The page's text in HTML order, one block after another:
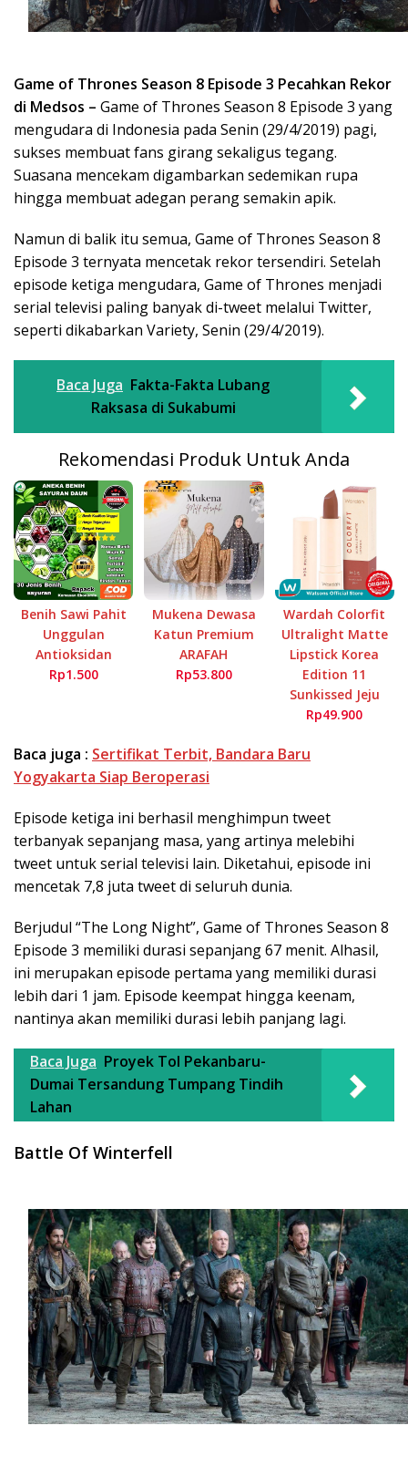
Game of Thrones Season 8 Episode 3 Pecahkan Rekor
di Medsos – Game of Thrones Season 8 Episode 3 yang
mengudara di Indonesia pada Senin (29/4/2019) pagi,
sukses membuat fans girang sekaligus tegang.
Suasana mencekam digambarkan sedemikan rupa
hingga membuat adegan perang semakin apik.
Namun di balik itu semua, Game of Thrones Season 8
Episode 3 ternyata mencetak rekor tersendiri. Setelah
episode ketiga mengudara, Game of Thrones menjadi
serial televisi paling banyak di-tweet melalui Twitter,
seperti dikabarkan Variety, Senin (29/4/2019).
Baca Juga Fakta-Fakta Lubang
Raksasa di Sukabumi
Rekomendasi Produk Untuk Anda
Benih Sawi Pahit
Unggulan
Antioksidan
Rp1.500
Mukena Dewasa
Katun Premium
ARAFAH
Rp53.800
Wardah Colorfit
Ultralight Matte
Lipstick Korea
Edition 11
Sunkissed Jeju
Rp49.900
Baca juga : Sertifikat Terbit, Bandara Baru
Yogyakarta Siap Beroperasi
Episode ketiga ini berhasil menghimpun tweet
terbanyak sepanjang masa, yang artinya melebihi
tweet untuk serial televisi lain. Diketahui, episode ini
mencetak 7,8 juta tweet di seluruh dunia.
Berjudul “The Long Night”, Game of Thrones Season 8
Episode 3 memiliki durasi sepanjang 67 menit. Alhasil,
ini merupakan episode pertama yang memiliki durasi
lebih dari 1 jam. Episode keempat hingga keenam,
nantinya akan memiliki durasi lebih panjang lagi.
Baca Juga Proyek Tol Pekanbaru-
Dumai Tersandung Tumpang Tindih
Lahan
Battle Of Winterfell